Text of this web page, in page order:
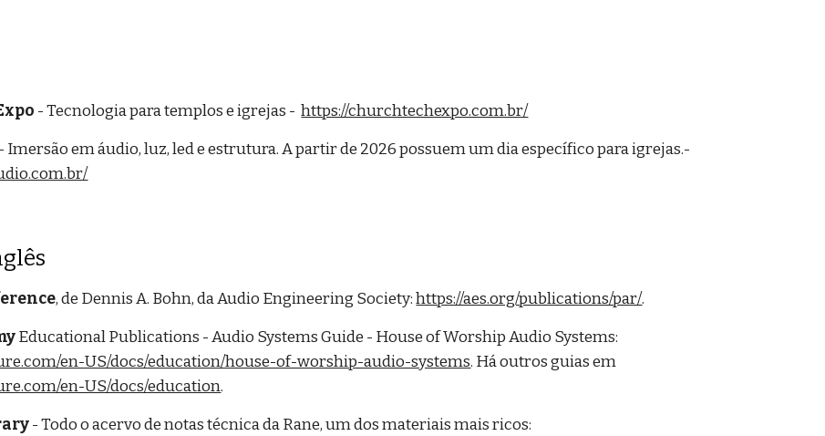
- Tecnologia para templos e igrejas -https://churchtechexpo.com.br/
- Imersão em áudio, luz, led e estrutura. A partir de 2026 possuem um dia específico para igrejas.-
, de Dennis A. Bohn, da Audio Engineering Society:https://aes.org/publications/par/.
Educational Publications - Audio Systems Guide - House of Worship Audio Systems:
en-US/docs/education/house-of-worship-audio-systems. Há outros guias em
en-US/docs/education.
- Todo o acervo de notas técnica da Rane, um dos materiais mais ricos: